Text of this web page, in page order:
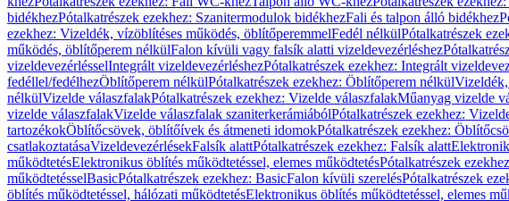
bidékhezPótalkatrészek ezekhez: Szanitermodulok bidékhezFali és talpon álló bidékhez
ezekhez: Vizeldék, vízöblítéses működés, öblítőperemmelFedél nélkülPótalkatrészek
működés, öblítőperem nélkülFalon kívüli vagy falsík alatti vizeldevezérléshez
vizeldevezérlésselIntegrált vizeldevezérléshezPótalkatrészek ezekhez: Integrált
fedéllel/fedélhezÖblítőperem nélkülPótalkatrészek ezekhez: Öblítőperem nélkül
nélkülVizelde válaszfalakPótalkatrészek ezekhez: Vizelde válaszfalakMűanyag vizelde
vizelde válaszfalakVizelde válaszfalak szaniterkerámiábólPótalkatrészek ezekhez:
tartozékokÖblítőcsövek, öblítőívek és átmeneti idomokPótalkatrészek ezekhez:
csatlakoztatásaVizeldevezérlésekFalsík alattPótalkatrészek ezekhez: Falsík alatt
működtetésElektronikus öblítés működtetéssel, elemes működtetésPótalkatrészek
működtetésselBasicPótalkatrészek ezekhez: BasicFalon kívüli szerelésPótalkatrészek
öblítés működtetéssel, hálózati működtetésElektronikus öblítés működtetéssel, elemes